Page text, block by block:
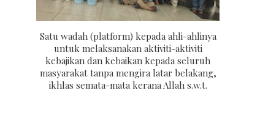
Satu wadah (platform) kepada ahli-ahlinya
untuk melaksanakan aktiviti-aktiviti
kebajikan dan kebaikan kepada seluruh
masyarakat tanpa mengira latar belakang,
ikhlas semata-mata kerana Allah s.w.t.